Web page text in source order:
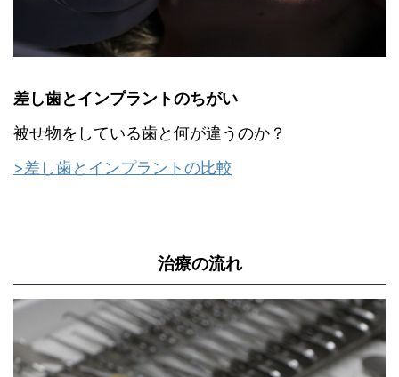
差し歯とインプラントのちがい
被せ物をしている歯と何が違うのか？
>差し歯とインプラントの比較
治療の流れ